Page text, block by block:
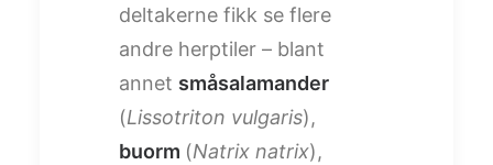
deltakerne fikk se flere
andre herptiler – blant
annet småsalamander
(Lissotriton vulgaris),
buorm (Natrix natrix),